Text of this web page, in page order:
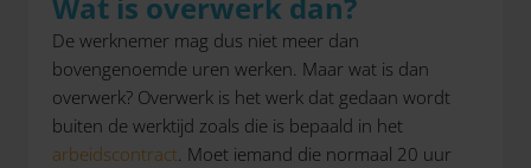
De werknemer mag dus niet meer dan
bovengenoemde uren werken. Maar wat is dan
overwerk? Overwerk is het werk dat gedaan wordt
buiten de werktijd zoals die is bepaald in het
arbeidscontract. Moet iemand die normaal 20 uur